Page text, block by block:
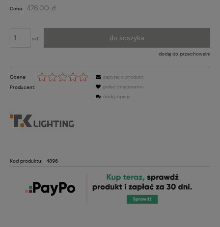
Cena: 476,00 zł
szt. do koszyka
dodaj do przechowalni
Ocena:
Producent:
Kod produktu: 4896
zapytaj o produkt
poleć znajomemu
dodaj opinię